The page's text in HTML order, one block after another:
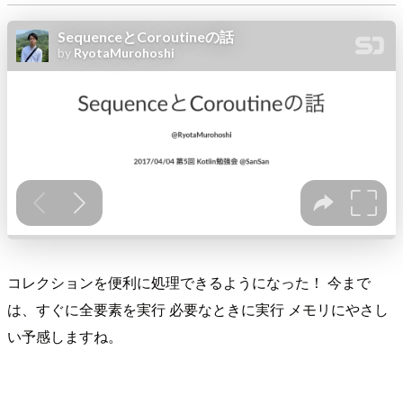
コレクションを便利に処理できるようになった！ 今まで
は、すぐに全要素を実行 必要なときに実行 メモリにやさし
い予感しますね。